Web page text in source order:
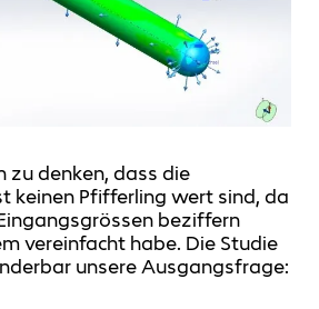
zu denken, dass die
keinen Pfifferling wert sind, da
beziffern
vereinfacht habe. Die Studie
unsere Ausgangsfrage: